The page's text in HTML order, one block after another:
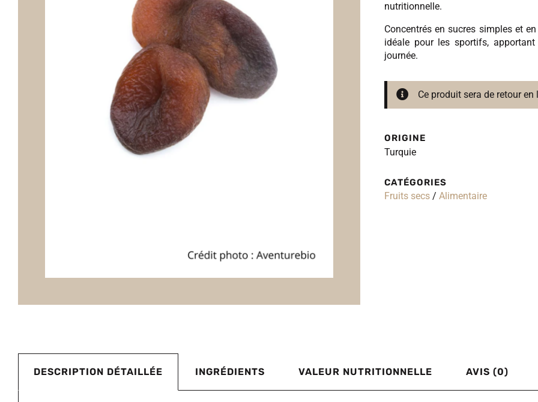
nutritionnelle.
Concentrés en sucres simples et
idéale pour les sportifs,
journée.
Ce produit sera de retour
ORIGINE
Turquie
CATÉGORIES
Fruits secs / Alimentaire
DESCRIPTION DÉTAILLÉE INGRÉDIENTS VALEUR NUTRITIONNELLE AVIS (0)